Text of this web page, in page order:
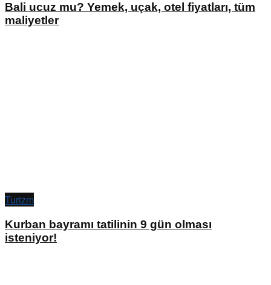
Bali ucuz mu? Yemek, uçak, otel fiyatları, tüm
maliyetler
Turizm
Kurban bayramı tatilinin 9 gün olması
isteniyor!